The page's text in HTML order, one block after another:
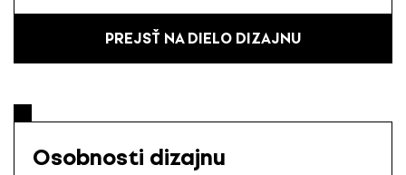
PREJSŤ NA DIELO DIZAJNU
Osobnosti dizajnu